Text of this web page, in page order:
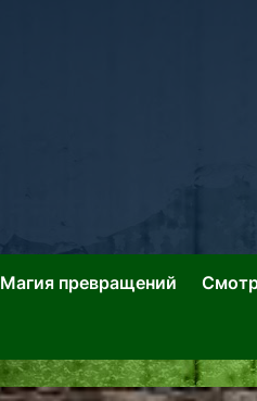
Таллин:
Магия превращений